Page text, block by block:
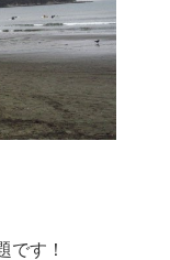
です！